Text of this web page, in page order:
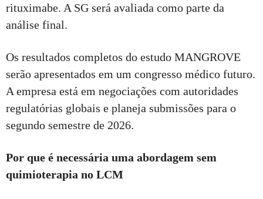
rituximabe. A SG será avaliada como parte da
análise final.
Os resultados completos do estudo MANGROVE
serão apresentados em um congresso médico futuro.
A empresa está em negociações com autoridades
regulatórias globais e planeja submissões para o
segundo semestre de 2026.
Por que é necessária uma abordagem sem
quimioterapia no LCM